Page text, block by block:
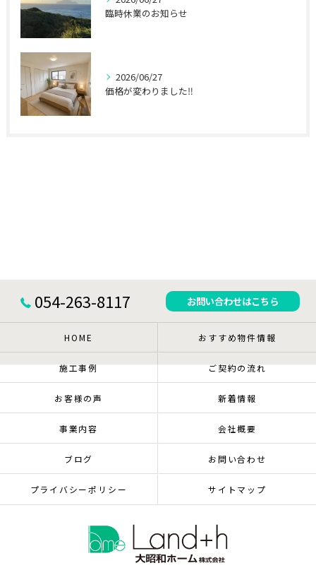
臨時休業のお知らせ
2026/06/27
価格が変わりました‼
054-263-8117 お問い合わせはこちら
HOME おすすめ物件情報
施工事例 ご契約の流れ
お客様の声 新着情報
事業内容 会社概要
ブログ お問い合わせ
プライバシーポリシー サイトマップ